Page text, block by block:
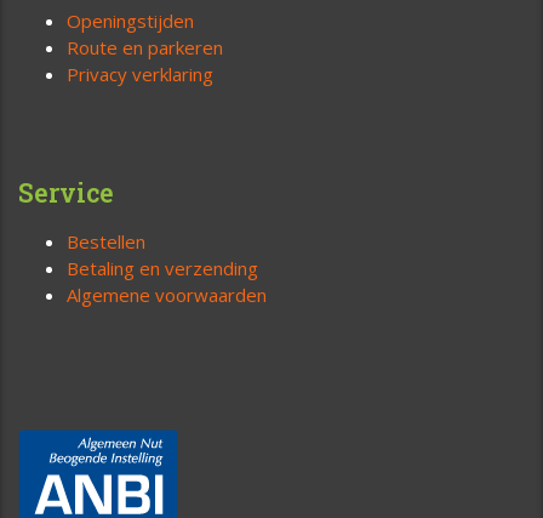
Openingstijden
Route en parkeren
Privacy verklaring
Service
Bestellen
Betaling en verzending
Algemene voorwaarden